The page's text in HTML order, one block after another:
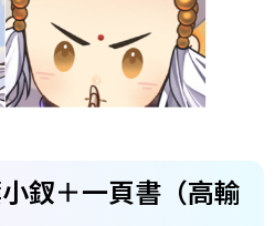
釵＋一頁書（高輸